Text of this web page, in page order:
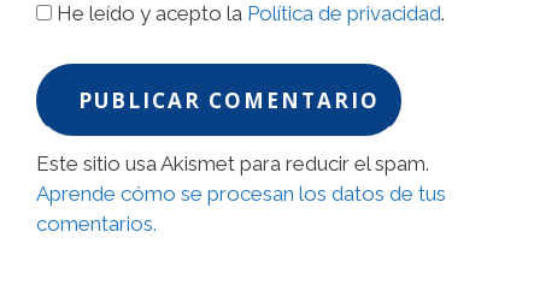
He leído y acepto la Política de privacidad.
Este sitio usa Akismet para reducir el spam.
Aprende cómo se procesan los datos de tus
comentarios.